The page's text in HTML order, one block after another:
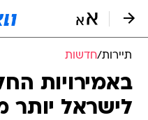
תיירות/חדשות
באמירויות
לישראל יותר